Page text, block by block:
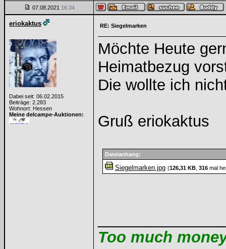
07.08.2021 16:34
eriokaktus
Dabei seit: 06.02.2015
Beiträge: 2.283
Wohnort: Hessen
Meine delcampe-Auktionen:
RE: Siegelmarken
Möchte Heute
Heimatbezug
Die wollte ich
Gruß eriokaktus
Dateianhang:
Siegelmarken.jpg (126,31 KB 316 mal
Too much